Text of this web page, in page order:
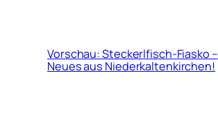
Vorschau: Steckerlfisch-Fiasko –
Neues aus Niederkaltenkirchen!